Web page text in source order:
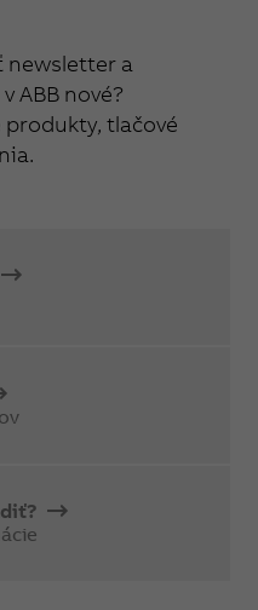
newsletter a
ABB nové?
produkty, tlačové